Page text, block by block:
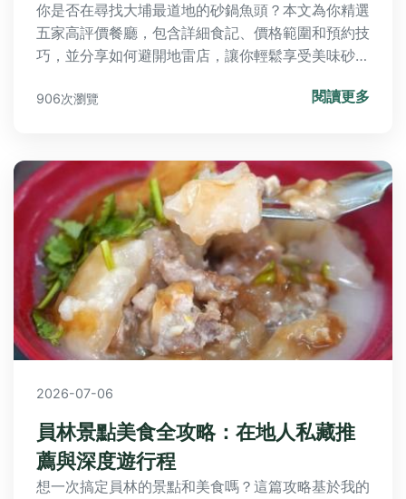
你是否在尋找大埔最道地的砂鍋魚頭？本文為你精選
五家高評價餐廳，包含詳細食記、價格範圍和預約技
巧，並分享如何避開地雷店，讓你輕鬆享受美味砂鍋
906次瀏覽 閱讀更多
2026-07-06
員林景點美食全攻略：在地人私藏推
薦與深度遊行程
想一次搞定員林的景點和美食嗎？這篇攻略基於我的